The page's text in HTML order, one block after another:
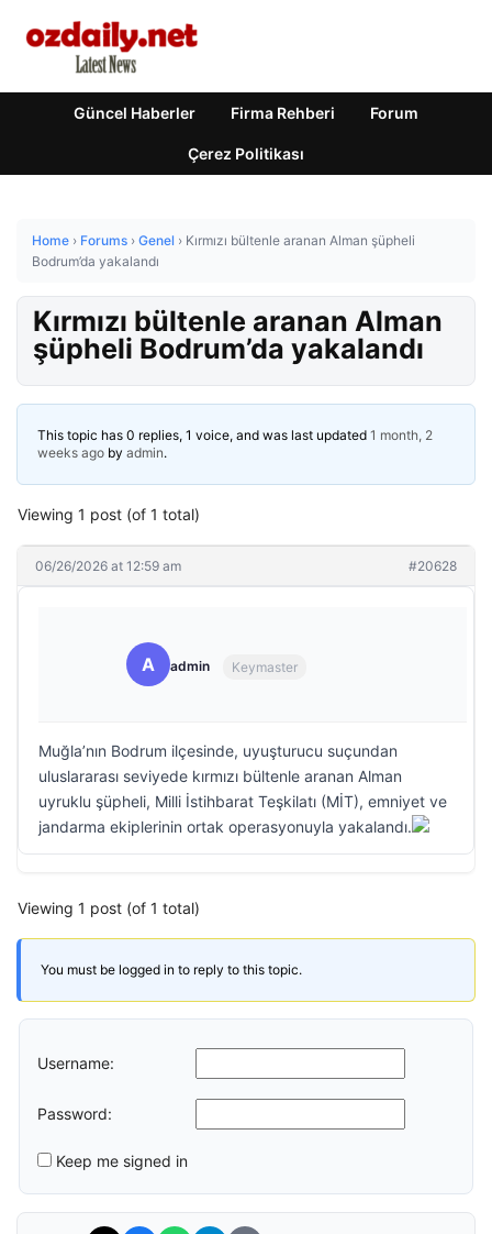
Güncel Haberler Firma Rehberi Forum
Çerez Politikası
Home › Forums › Genel › Kırmızı bültenle aranan Alman şüpheli
Bodrum’da yakalandı
Kırmızı bültenle aranan Alman
şüpheli Bodrum’da yakalandı
This topic has 0 replies, 1 voice, and was last updated 1 month, 2
weeks ago by admin.
Viewing 1 post (of 1 total)
06/26/2026 at 12:59 am #20628
A admin Keymaster
Muğla’nın Bodrum ilçesinde, uyuşturucu suçundan
uluslararası seviyede kırmızı bültenle aranan Alman
uyruklu şüpheli, Milli İstihbarat Teşkilatı (MİT), emniyet ve
jandarma ekiplerinin ortak operasyonuyla yakalandı.
Viewing 1 post (of 1 total)
You must be logged in to reply to this topic.
Username:
Password:
Keep me signed in